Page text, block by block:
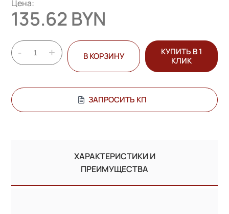
Цена:
135.62 BYN
- + В КОРЗИНУ
КУПИТЬ В 1
КЛИК
ЗАПРОСИТЬ КП
ХАРАКТЕРИСТИКИ И
ПРЕИМУЩЕСТВА